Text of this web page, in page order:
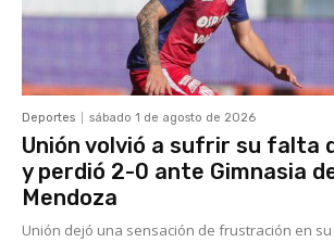
Deportes sábado 1 de agosto de 2026
Unión volvió a sufrir su falta
y perdió 2-0 ante Gimnasia
Mendoza
Unión dejó una sensación de frustración en